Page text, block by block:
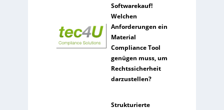
Softwarekauf!
Welchen
Anforderungen ein
Material
Compliance Tool
genügen muss, um
Rechtssicherheit
darzustellen?
Strukturierte